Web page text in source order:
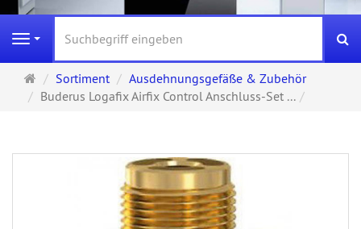
Navigation
Startseite
Sortiment
Ausdehnungsgefäße & Zubehör
Buderus Logafix Airfix Control Anschluss-Set ...